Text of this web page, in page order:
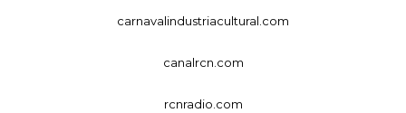
carnavalindustriacultural.com
canalrcn.com
rcnradio.com